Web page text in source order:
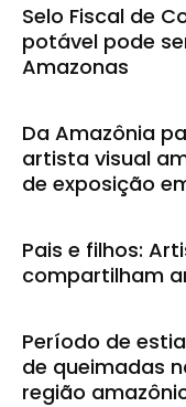
Selo Fiscal de
potável pode
Amazonas
Da Amazônia
artista visual
de exposição
Pais e filhos:
compartilham
Período de
de queimadas
região